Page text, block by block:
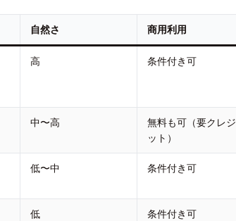
自然さ 商用利用
高 条件付き可
中〜高
無料も可（要クレジ
ット）
低〜中 条件付き可
低 条件付き可